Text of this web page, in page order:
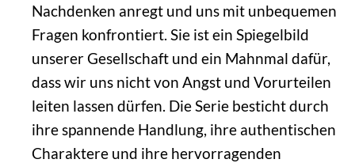
Nachdenken anregt und uns mit unbequemen
Fragen konfrontiert. Sie ist ein Spiegelbild
unserer Gesellschaft und ein Mahnmal dafür,
dass wir uns nicht von Angst und Vorurteilen
leiten lassen dürfen. Die Serie besticht durch
ihre spannende Handlung, ihre authentischen
Charaktere und ihre hervorragenden